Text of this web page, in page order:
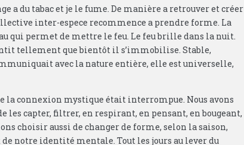
a du tabac et je le fume. De manière a retrouver et créer
inter-espece recommence a prendre forme. La
qui permet de mettre le feu. Le feu brille dans la nuit.
tellement que bientôt il s’immobilise. Stable,
avec la nature entière, elle est universelle,
la connexion mystique était interrompue. Nous avons
les capter, filtrer, en respirant, en pensant, en bougeant,
choisir aussi de changer de forme, selon la saison,
notre identité mentale. Tout les jours au lever du